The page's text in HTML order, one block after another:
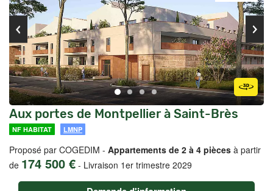
Aux portes de Montpellier à Saint-Brès
NF HABITAT LMNP
Proposé par COGEDIM - Appartements de 2 à 4 pièces à partir
de 174 500 € - Livraison 1er trimestre 2029